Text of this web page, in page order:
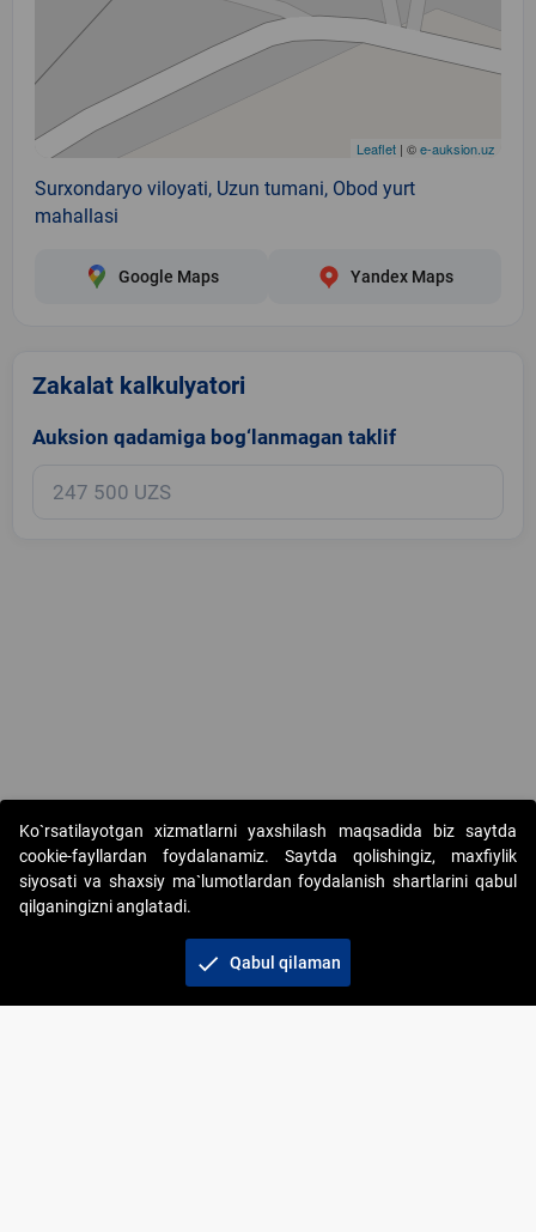
Leaflet | ©e-auksion.uz
Surxondaryo viloyati, Uzun tumani, Obod yurt
mahallasi
Google Maps Yandex Maps
Zakalat kalkulyatori
Auksion qadamiga bog‘lanmagan taklif
Copyright © 2017-2026. "Elektron onlayn-auksionlarni tashkil etish"
AJ. Barcha huquqlar himoyalangan
+998 71 202-21-11
Ko`rsatilayotgan xizmatlarni yaxshilash maqsadida biz saytda
cookie-fayllardan foydalanamiz. Saytda qolishingiz, maxfiylik
siyosati va shaxsiy ma`lumotlardan foydalanish shartlarini qabul
qilganingizni anglatadi.
check Qabul qilaman